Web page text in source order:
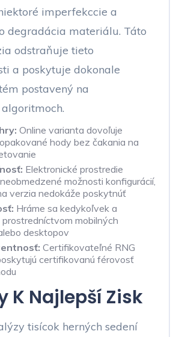
imperfekccie a
degradácia materiálu. Táto
odstraňuje tieto
a poskytuje dokonale
postavený na
Online varianta dovoľuje
hody bez čakania na
Elektronické prostredie
možnosti konfigurácií,
verzia nedokáže poskytnúť
Hráme sa kedykoľvek a
mobilných
desktopov
Certifikovateľné RNG
certifikovanú férovosť
K Najlepší Zisk
tisícok herných sedení